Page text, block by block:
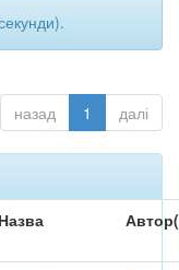
назад 1 далі
Назва